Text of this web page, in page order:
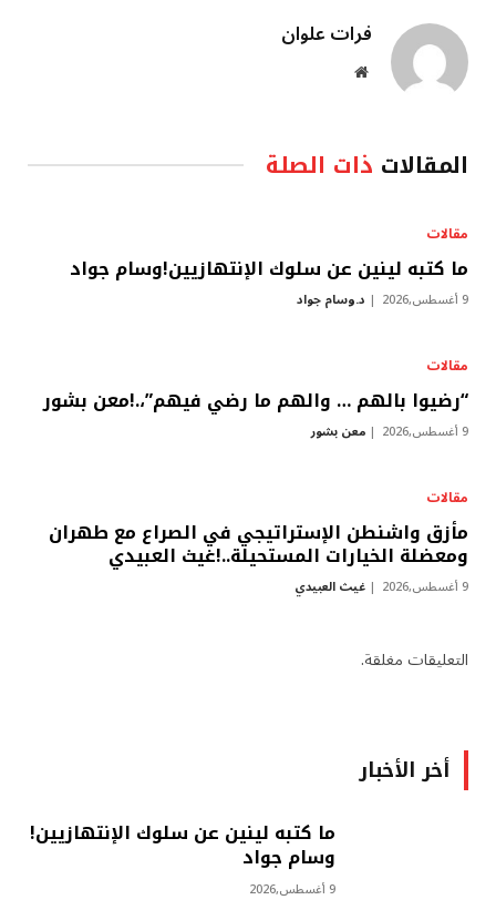
فرات علوان
موقع
المقالات ذات الصلة
مقالات
ما كتبه لينين عن سلوك الإنتهازيين!وسام جواد
9 أغسطس,2026 د.وسام جواد
مقالات
“رضيوا بالهم … والهم ما رضي فيهم”،.!معن بشور
9 أغسطس,2026 معن بشور
مقالات
مأزق واشنطن الإستراتيجي في الصراع مع طهران
ومعضلة الخيارات المستحيلة..!غيث العبيدي
9 أغسطس,2026 غيث العبيدي
التعليقات مغلقة.
أخر الأخبار
ما كتبه لينين عن سلوك الإنتهازيين!
وسام جواد
9 أغسطس,2026